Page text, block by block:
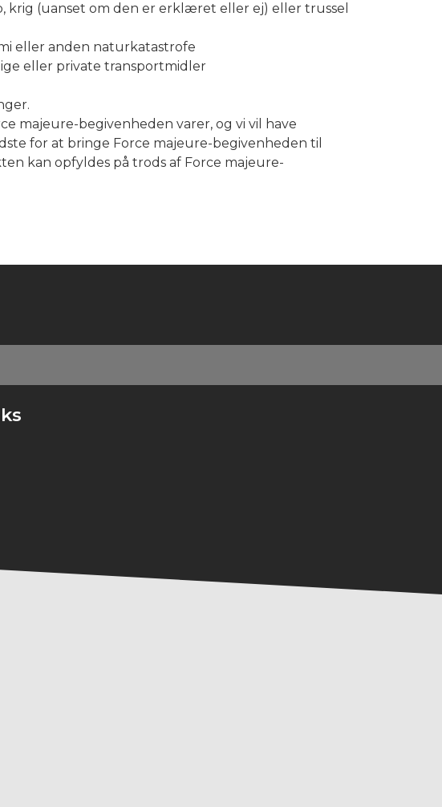
krig (uanset om den er erklæret eller ej) eller trussel
eller anden naturkatastrofe
eller private transportmidler
majeure-begivenheden varer, og vi vil have
for at bringe Force majeure-begivenheden til
kan opfyldes på trods af Force majeure-